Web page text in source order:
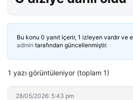
Bu konu 0 yanıt içerir, 1 izleyen vardır ve
admin tarafından güncellenmiştir.
1 yazı görüntüleniyor (toplam 1)
28/05/2026: 5:43 pm